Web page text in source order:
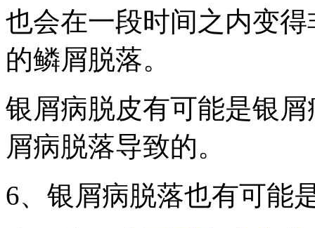
也会在一段时间之内变
的鳞屑脱落。
银屑病脱皮有可能是银
屑病脱落导致的。
6、银屑病脱落也有可能